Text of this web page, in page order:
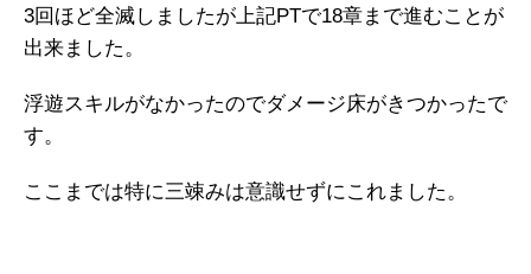
3回ほど全滅しましたが上記PTで18章まで進むことが
出来ました。
浮遊スキルがなかったのでダメージ床がきつかったで
す。
ここまでは特に三竦みは意識せずにこれました。